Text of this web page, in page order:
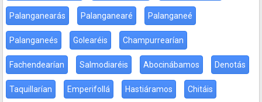
Palanganearás Palanganearé Palanganeé
Palanganeés Golearéis Champurrearían
Fachendearían Salmodiaréis Abocinábamos Denotás
Taquillarían Emperifollá Hastiáramos Chitáis